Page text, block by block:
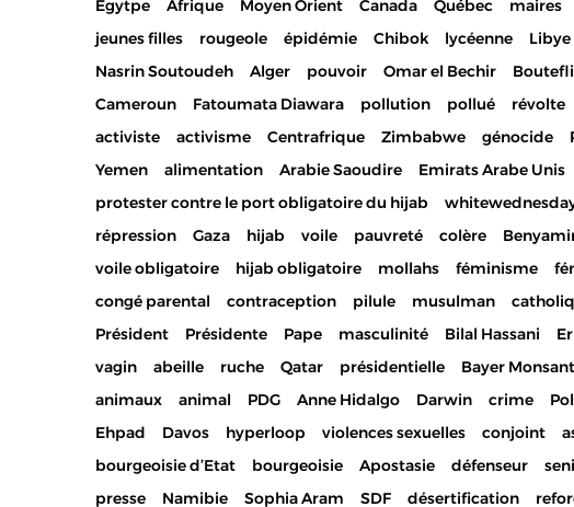
Egytpe
Afrique Moyen Orient Canada Québec maires
jeunes filles
rougeole épidémie Chibok lycéenne Libye
Nasrin Soutoudeh
Alger pouvoir Omar el Bechir
Cameroun
Fatoumata Diawara pollution pollué révolte
activiste
activisme Centrafrique Zimbabwe génocide
Yemen
alimentation Arabie Saoudire Emirats Arabe Unis
protester contre le port obligatoire du hijab
répression
Gaza hijab voile pauvreté colère
voile obligatoire
hijab obligatoire mollahs féminisme
congé parental
contraception pilule musulman
Président
Présidente Pape masculinité Bilal Hassani
vagin
abeille ruche Qatar présidentielle Bayer
animaux
animal PDG Anne Hidalgo Darwin crime
Ehpad
Davos hyperloop violences sexuelles conjoint
bourgeoisie d’Etat
bourgeoisie Apostasie défenseur
presse
Namibie Sophia Aram SDF désertification